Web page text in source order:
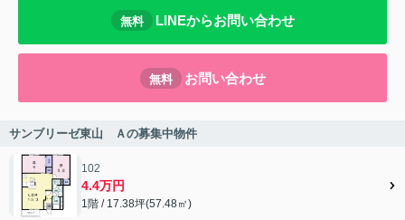
無料 LINEからお問い合わせ
無料 お問い合わせ
サンブリーゼ東山 Ａの募集中物件
102
4.4万円
1階 / 17.38坪(57.48㎡)